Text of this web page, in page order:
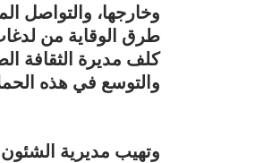
وخارجها، والتواصل
طرق الوقاية من لدغات
كلف مديرة الثقافة
والتوسع في هذه
وتهيب مديرية